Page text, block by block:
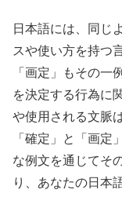
日本語には、同じ
スや使い方を持つ
「画定」もその一
を決定する行為に
や使用される文脈
「確定」と「画定
な例文を通じてそ
り、あなたの日本